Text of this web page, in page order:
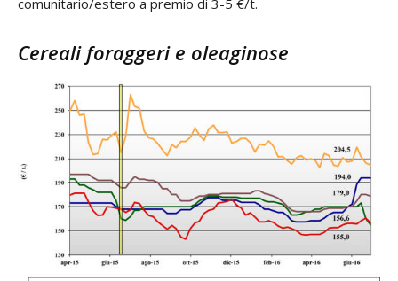
comunitario/estero a premio di 3-5 €/t.
Cereali foraggeri e oleaginose